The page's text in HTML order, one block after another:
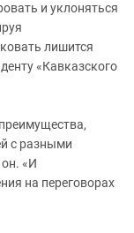
и уклоняться
лишится
«Кавказского
с разными
«И
на переговорах